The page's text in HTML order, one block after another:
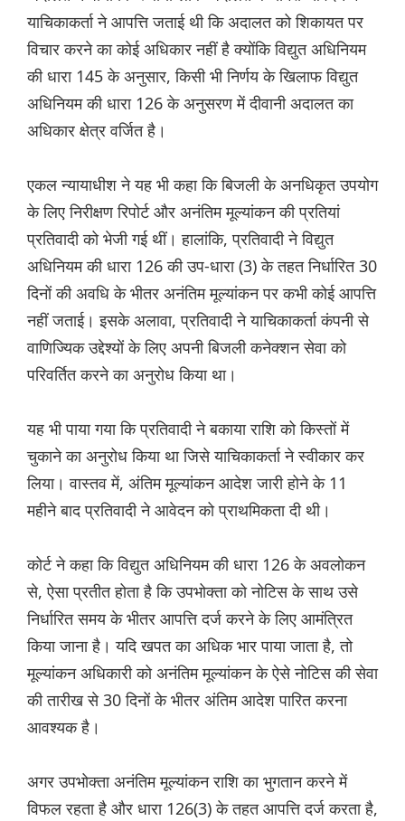
याचिकाकर्ता ने आपत्ति जताई थी कि अदालत को शिकायत पर
विचार करने का कोई अधिकार नहीं है क्योंकि विद्युत अधिनियम
की धारा 145 के अनुसार, किसी भी निर्णय के खिलाफ विद्युत
अधिनियम की धारा 126 के अनुसरण में दीवानी अदालत का
अधिकार क्षेत्र वर्जित है।
एकल न्यायाधीश ने यह भी कहा कि बिजली के अनधिकृत उपयोग
के लिए निरीक्षण रिपोर्ट और अनंतिम मूल्यांकन की प्रतियां
प्रतिवादी को भेजी गई थीं। हालांकि, प्रतिवादी ने विद्युत
अधिनियम की धारा 126 की उप-धारा (3) के तहत निर्धारित 30
दिनों की अवधि के भीतर अनंतिम मूल्यांकन पर कभी कोई आपत्ति
नहीं जताई। इसके अलावा, प्रतिवादी ने याचिकाकर्ता कंपनी से
वाणिज्यिक उद्देश्यों के लिए अपनी बिजली कनेक्शन सेवा को
परिवर्तित करने का अनुरोध किया था।
यह भी पाया गया कि प्रतिवादी ने बकाया राशि को किस्तों में
चुकाने का अनुरोध किया था जिसे याचिकाकर्ता ने स्वीकार कर
लिया। वास्तव में, अंतिम मूल्यांकन आदेश जारी होने के 11
महीने बाद प्रतिवादी ने आवेदन को प्राथमिकता दी थी।
कोर्ट ने कहा कि विद्युत अधिनियम की धारा 126 के अवलोकन
से, ऐसा प्रतीत होता है कि उपभोक्ता को नोटिस के साथ उसे
निर्धारित समय के भीतर आपत्ति दर्ज करने के लिए आमंत्रित
किया जाना है। यदि खपत का अधिक भार पाया जाता है, तो
मूल्यांकन अधिकारी को अनंतिम मूल्यांकन के ऐसे नोटिस की सेवा
की तारीख से 30 दिनों के भीतर अंतिम आदेश पारित करना
आवश्यक है।
अगर उपभोक्ता अनंतिम मूल्यांकन राशि का भुगतान करने में
विफल रहता है और धारा 126(3) के तहत आपत्ति दर्ज करता है,